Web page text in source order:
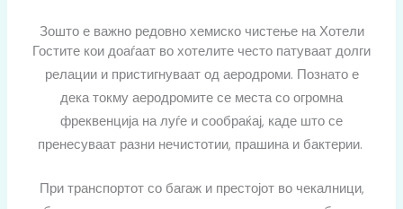
Зошто е важно редовно хемиско чистење на Хотели
Гостите кои доаѓаат во хотелите често патуваат долги
релации и пристигнуваат од аеродроми. Познато е
дека токму аеродромите се места со огромна
фреквенција на луѓе и сообраќај, каде што се
пренесуваат разни нечистотии, прашина и бактерии.
При транспортот со багаж и престојот во чекалници,